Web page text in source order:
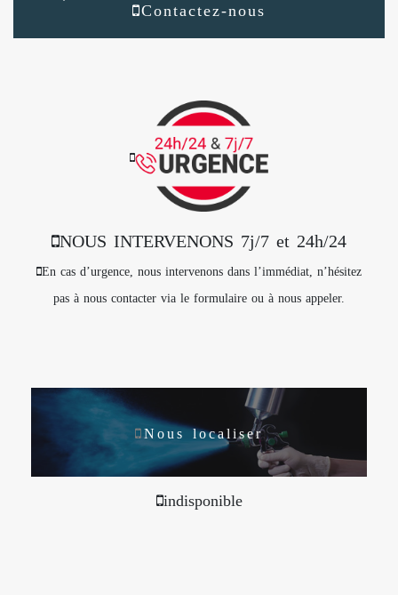
Contactez-nous
NOUS INTERVENONS 7j/7 et 24h/24
En cas d’urgence, nous intervenons dans l’immédiat, n’hésitez
pas à nous contacter via le formulaire ou à nous appeler.
Nous localiser
indisponible